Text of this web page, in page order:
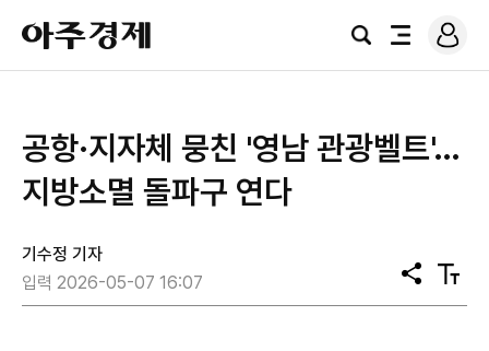
아
주
경
검
전
로
그
공항·지자체 뭉친 '영남 관광벨트'…
지방소멸 돌파구 연다
기수정 기자
입력 2026-05-07 16:07
공
유
텍
스